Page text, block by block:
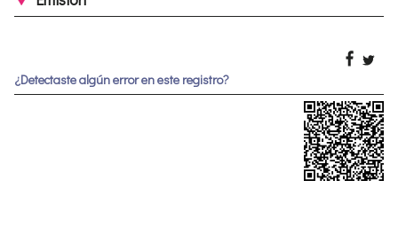
¿Detectaste algún error en este registro?